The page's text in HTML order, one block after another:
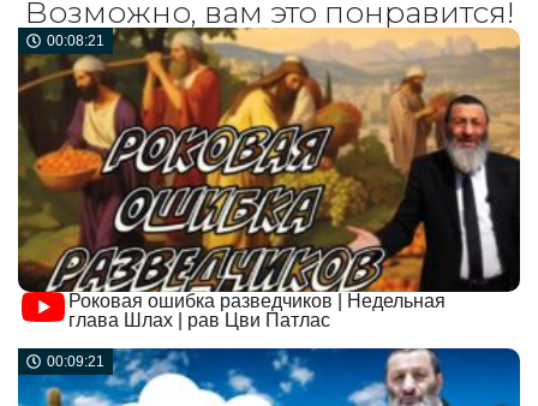
Возможно, вам это понравится!
00:08:21
Роковая ошибка разведчиков | Недельная
глава Шлах | рав Цви Патлас
00:09:21